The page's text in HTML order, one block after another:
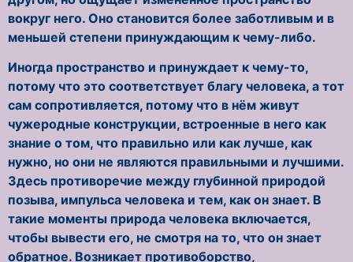
вокруг него. Оно становится более заботливым и в
меньшей степени принуждающим к чему-либо.
Иногда пространство и принуждает к чему-то,
потому что это соответствует благу человека, а тот
сам сопротивляется, потому что в нём живут
чужеродные конструкции, встроенные в него как
знание о том, что правильно или как лучше, как
нужно, но они не являются правильными и лучшими.
Здесь противоречие между глубинной природой
позыва, импульса человека и тем, как он знает. В
такие моменты природа человека включается,
чтобы вывести его, не смотря на то, что он знает
обратное. Возникает противоборство,